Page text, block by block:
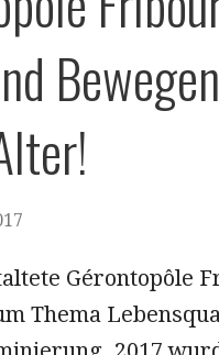
Gérontopôle
Thema